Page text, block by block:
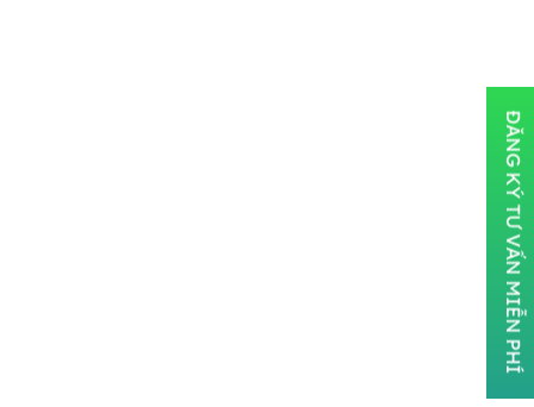
ĐĂNG KÝ TƯ VẤN MIỄN PHÍ